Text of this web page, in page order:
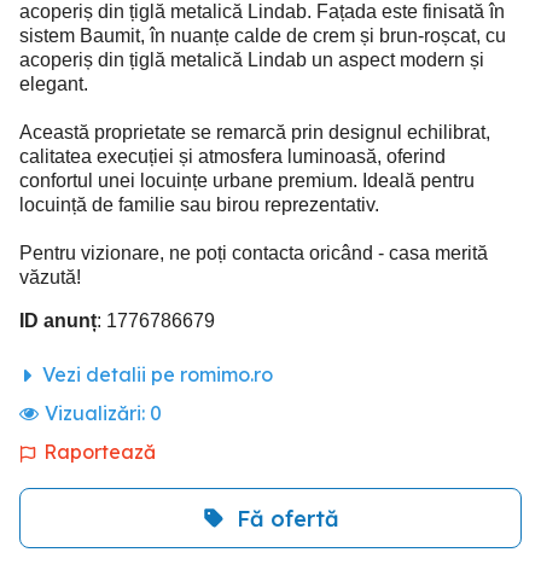
acoperiș din țiglă metalică Lindab. Fațada este finisată în
sistem Baumit, în nuanțe calde de crem și brun-roșcat, cu
acoperiș din țiglă metalică Lindab un aspect modern și
elegant.
Această proprietate se remarcă prin designul echilibrat,
calitatea execuției și atmosfera luminoasă, oferind
confortul unei locuințe urbane premium. Ideală pentru
locuință de familie sau birou reprezentativ.
Pentru vizionare, ne poți contacta oricând - casa merită
văzută!
ID anunț: 1776786679
Vezi detalii pe romimo.ro
Vizualizări: 0
Raportează
Fă ofertă